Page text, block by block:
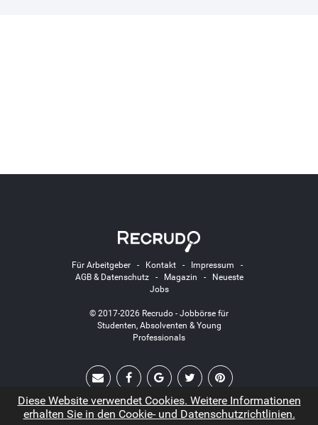
Für Arbeitgeber- Kontakt- Impressum -
AGB & Datenschutz- Magazin -
Neueste
Jobs
© 2017-2026 Recrudo - Jobbörse für
Studenten, Absolventen & Young
Professionals
Diese Website verwendet Cookies. Weitere Informationen
erhalten Sie in den Cookie- und Datenschutzrichtlinien.